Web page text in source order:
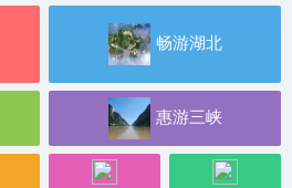
畅游湖北
惠游三峡